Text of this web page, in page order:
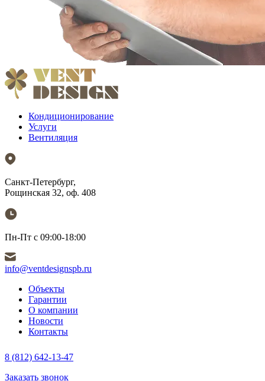
Кондиционирование
Услуги
Вентиляция
Санкт-Петербург,
Рощинская 32, оф. 408
Пн-Пт с 09:00-18:00
info@ventdesignspb.ru
Объекты
Гарантии
О компании
Новости
Контакты
8 (812) 642-13-47
Заказать звонок